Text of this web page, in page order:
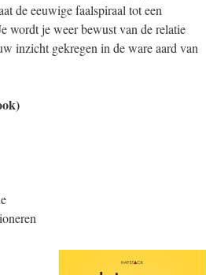
de eeuwige faalspiraal tot een
wordt je weer bewust van de relatie
inzicht gekregen in de ware aard van